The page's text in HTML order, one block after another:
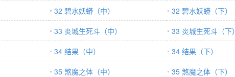
32 碧水妖蟒（中）
32 碧水妖蟒（下）
33 炎城生死斗（中）
33 炎城生死斗（下）
34 结果（中）
34 结果（下）
35 煞魔之体（中）
35 煞魔之体（下）